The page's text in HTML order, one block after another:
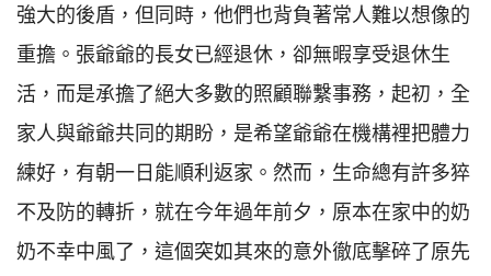
強大的後盾，但同時，他們也背負著常人難以想像的
重擔。張爺爺的長女已經退休，卻無暇享受退休生
活，而是承擔了絕大多數的照顧聯繫事務，起初，全
家人與爺爺共同的期盼，是希望爺爺在機構裡把體力
練好，有朝一日能順利返家。然而，生命總有許多猝
不及防的轉折，就在今年過年前夕，原本在家中的奶
奶不幸中風了，這個突如其來的意外徹底擊碎了原先